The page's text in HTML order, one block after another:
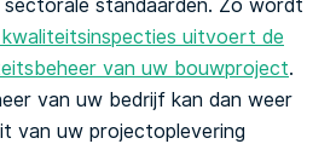
kwaliteitsinspecties uitvoert de
van uw bouwproject.
van uw bedrijf kan dan weer
van uw projectoplevering